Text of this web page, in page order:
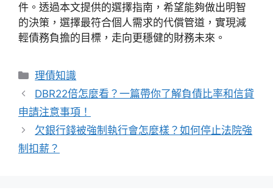
件。透過本文提供的選擇指南，希望能夠做出明智
的決策，選擇最符合個人需求的代償管道，實現減
輕債務負擔的目標，走向更穩健的財務未來。
分
類
理債知識
DBR22倍怎麼看？一篇帶你了解負債比率和信貸
申請注意事項！
欠銀行錢被強制執行會怎麼樣？如何停止法院強
制扣薪？